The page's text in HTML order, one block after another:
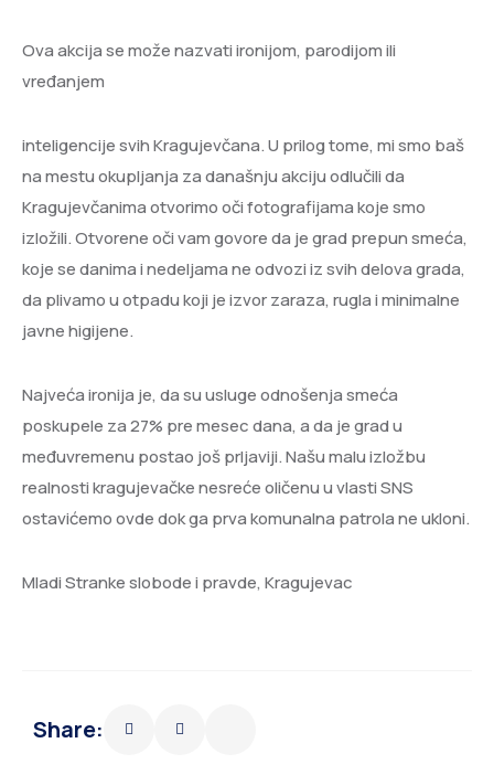
Ova akcija se može nazvati ironijom, parodijom ili
vređanjem
inteligencije svih Kragujevčana. U prilog tome, mi smo baš
na mestu okupljanja za današnju akciju odlučili da
Kragujevčanima otvorimo oči fotografijama koje smo
izložili. Otvorene oči vam govore da je grad prepun smeća,
koje se danima i nedeljama ne odvozi iz svih delova grada,
da plivamo u otpadu koji je izvor zaraza, rugla i minimalne
javne higijene.
Najveća ironija je, da su usluge odnošenja smeća
poskupele za 27% pre mesec dana, a da je grad u
međuvremenu postao još prljaviji. Našu malu izložbu
realnosti kragujevačke nesreće oličenu u vlasti SNS
ostavićemo ovde dok ga prva komunalna patrola ne ukloni.
Mladi Stranke slobode i pravde, Kragujevac
Share: